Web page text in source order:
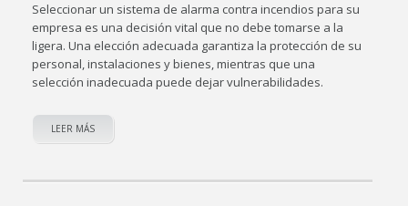
Seleccionar un sistema de alarma contra incendios para su
empresa es una decisión vital que no debe tomarse a la
ligera. Una elección adecuada garantiza la protección de su
personal, instalaciones y bienes, mientras que una
selección inadecuada puede dejar vulnerabilidades.
LEER MÁS